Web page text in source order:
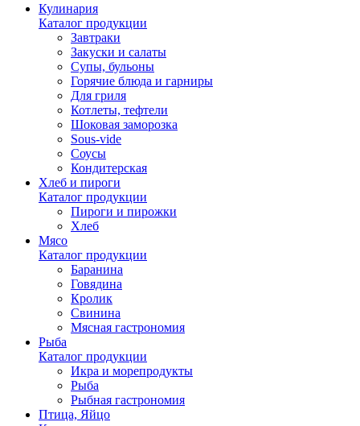
Кулинария
Каталог продукции
Завтраки
Закуски и салаты
Супы, бульоны
Горячие блюда и гарниры
Для гриля
Котлеты, тефтели
Шоковая заморозка
Sous-vide
Соусы
Кондитерская
Хлеб и пироги
Каталог продукции
Пироги и пирожки
Хлеб
Мясо
Каталог продукции
Баранина
Говядина
Кролик
Свинина
Мясная гастрономия
Рыба
Каталог продукции
Икра и морепродукты
Рыба
Рыбная гастрономия
Птица, Яйцо